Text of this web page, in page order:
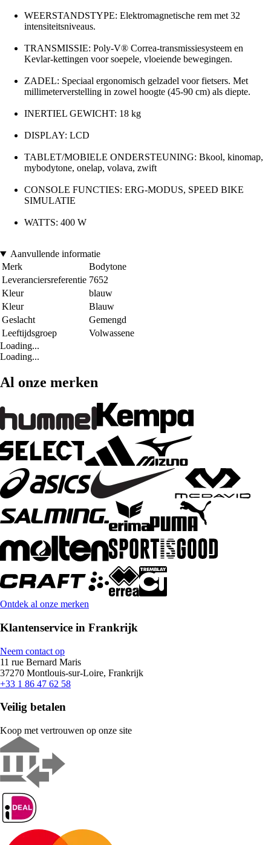
WEERSTANDSTYPE: Elektromagnetische rem met 32
intensiteitsniveaus.
TRANSMISSIE: Poly-V® Correa-transmissiesysteem en
Kevlar-kettingen voor soepele, vloeiende bewegingen.
ZADEL: Speciaal ergonomisch gelzadel voor fietsers. Met
millimeterverstelling in zowel hoogte (45-90 cm) als diepte.
INERTIEL GEWICHT: 18 kg
DISPLAY: LCD
TABLET/MOBIELE ONDERSTEUNING: Bkool, kinomap,
mybodytone, onelap, volava, zwift
CONSOLE FUNCTIES: ERG-MODUS, SPEED BIKE
SIMULATIE
WATTS: 400 W
Aanvullende informatie
Merk
Bodytone
Leveranciersreferentie 7652
Kleur
blauw
Kleur
Blauw
Geslacht
Gemengd
Leeftijdsgroep
Volwassene
Loading...
Loading...
Al onze merken
Ontdek al onze merken
Klantenservice in Frankrijk
Neem contact op
11 rue Bernard Maris
37270 Montlouis-sur-Loire, Frankrijk
+33 1 86 47 62 58
Veilig betalen
Koop met vertrouwen op onze site